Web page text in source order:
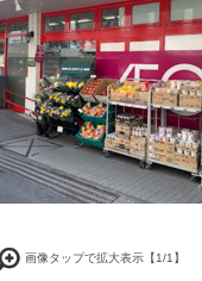
画像タップで拡大表示【1/1】